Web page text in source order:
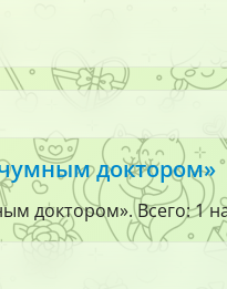
доктором»
доктором». Всего: 1